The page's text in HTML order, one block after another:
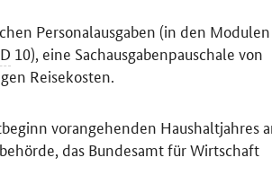
Personalausgaben (in den Modulen
10), eine Sachausgabenpauschale von
Reisekosten.
vorangehenden Haushaltjahres
das Bundesamt für Wirtschaft